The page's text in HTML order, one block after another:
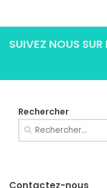
SUIVEZ NOUS
Rechercher
Rechercher :
Contactez-nous